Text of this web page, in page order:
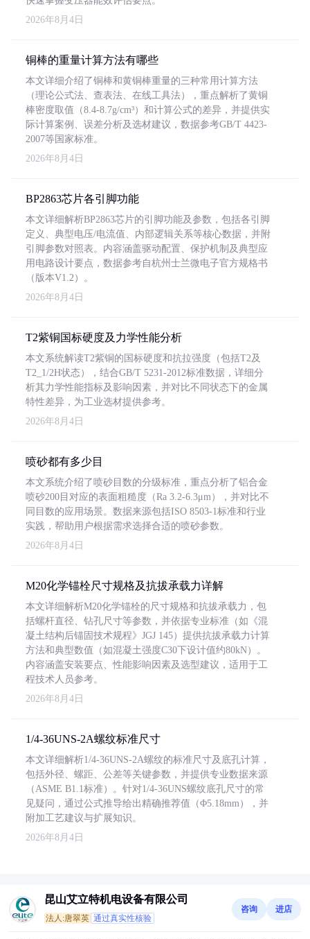
2026年8月4日
铜棒的重量计算方法有哪些
本文详细介绍了铜棒和黄铜棒重量的三种常用计算方法
（理论公式法、查表法、在线工具法），重点解析了黄铜
棒密度取值（8.4-8.7g/cm³）和计算公式的差异，并提供实
际计算案例、误差分析及选材建议，数据参考GB/T 4423-
2007等国家标准。
2026年8月4日
BP2863芯片各引脚功能
本文详细解析BP2863芯片的引脚功能及参数，包括各引脚
定义、典型电压/电流值、内部逻辑关系等核心数据，并附
引脚参数对照表。内容涵盖驱动配置、保护机制及典型应
用电路设计要点，数据参考自杭州士兰微电子官方规格书
（版本V1.2）。
2026年8月4日
T2紫铜国标硬度及力学性能分析
本文系统解读T2紫铜的国标硬度和抗拉强度（包括T2及
T2_1/2H状态），结合GB/T 5231-2012标准数据，详细分
析其力学性能指标及影响因素，并对比不同状态下的金属
特性差异，为工业选材提供参考。
2026年8月4日
喷砂都有多少目
本文系统介绍了喷砂目数的分级标准，重点分析了铝合金
喷砂200目对应的表面粗糙度（Ra 3.2-6.3μm），并对比不
同目数的应用场景。数据来源包括ISO 8503-1标准和行业
实践，帮助用户根据需求选择合适的喷砂参数。
2026年8月4日
M20化学锚栓尺寸规格及抗拔承载力详解
本文详细解析M20化学锚栓的尺寸规格和抗拔承载力，包
括螺杆直径、钻孔尺寸等参数，并依据专业标准（如《混
凝土结构后锚固技术规程》JGJ 145）提供抗拔承载力计算
方法和典型数值（如混凝土强度C30下设计值约80kN）。
内容涵盖安装要点、性能影响因素及选型建议，适用于工
程技术人员参考。
2026年8月4日
1/4-36UNS-2A螺纹标准尺寸
本文详细解析1/4-36UNS-2A螺纹的标准尺寸及底孔计算，
包括外径、螺距、公差等关键参数，并提供专业数据来源
（ASME B1.1标准）。针对1/4-36UNS螺纹底孔尺寸的常
见疑问，通过公式推导给出精确推荐值（Φ5.18mm），并
附加工艺建议与扩展知识。
2026年8月4日
昆山艾立特机电设备有限公司
法人:唐翠英 通过真实性核验
咨询 进店